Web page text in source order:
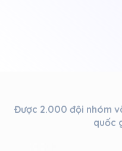
Được 2.000 đội nhóm
quốc